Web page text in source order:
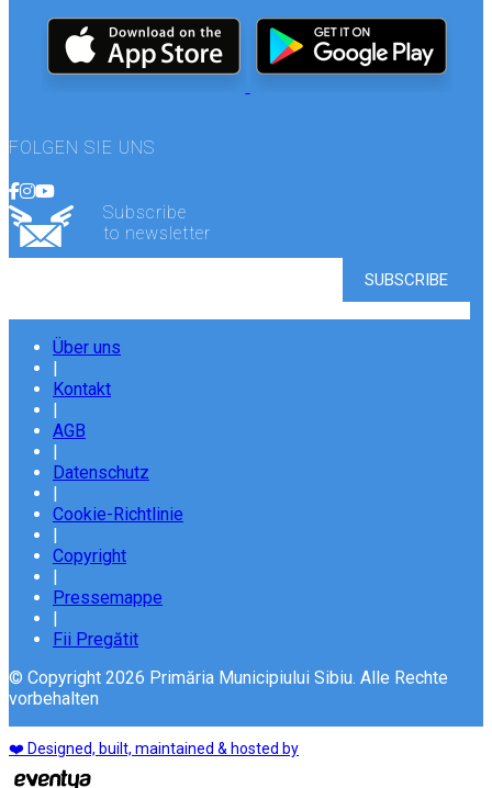
FOLGEN SIE UNS
Subscribe
to newsletter
Über uns
|
Kontakt
|
AGB
|
Datenschutz
|
Cookie-Richtlinie
|
Copyright
|
Pressemappe
|
Fii Pregătit
© Copyright 2026 Primăria Municipiului Sibiu. Alle Rechte
vorbehalten
❤️ Designed, built, maintained & hosted by